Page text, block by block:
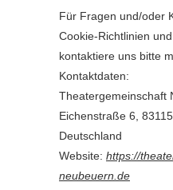
Für Fragen und/oder
Cookie-Richtlinien
kontaktiere uns bitte
Kontaktdaten:
Theatergemeinschaft
Eichenstraße 6,
Deutschland
Website: https://
neubeuern.de